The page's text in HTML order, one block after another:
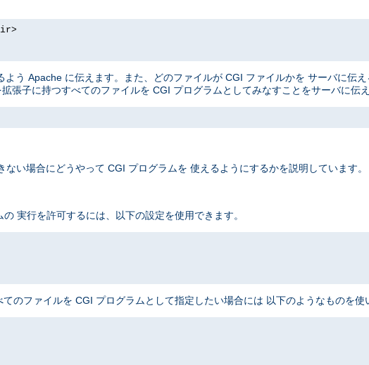
よう Apache に伝えます。また、どのファイルが CGI ファイルかを サーバに伝
拡張子に持つすべてのファイルを CGI プログラムとしてみなすことをサーバに伝
ない場合にどうやって CGI プログラムを 使えるようにするかを説明しています。
実行を許可するには、以下の設定を使用できます。
のファイルを CGI プログラムとして指定したい場合には 以下のようなものを使